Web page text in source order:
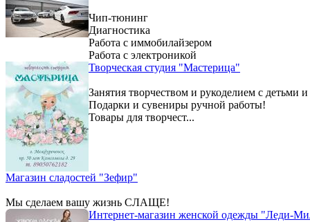
Чип-тюнинг
Диагностика
Работа с иммобилайзером
Работа с электроникой
Творческая студия "Мастерица"
Занятия творчеством и рукоделием с детьми
Подарки и сувениры ручной работы!
Товары для творчест...
Магазин сладостей "Зефир"
Мы сделаем вашу жизнь СЛАЩЕ!
Интернет-магазин женской одежды "Леди-